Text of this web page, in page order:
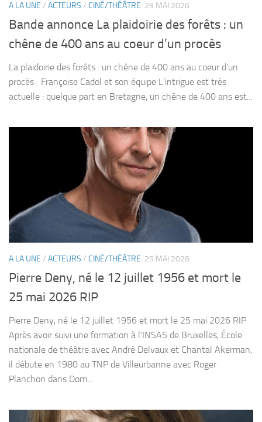
A LA UNE / ACTEURS / CINÉ/THÉÂTRE 29 MAI 2026
Bande annonce La plaidoirie des forêts : un
chêne de 400 ans au coeur d’un procès
La plaidoirie des forêts : un chêne de 400 ans au coeur d’un
procès Françoise Cadol et son équipe L’intrigue est très
actuelle : quelque part en Bretagne, un chêne de 400 ans est...
A LA UNE / ACTEURS / CINÉ/THÉÂTRE 25 MAI 2026
Pierre Deny, né le 12 juillet 1956 et mort le
25 mai 2026 RIP
Pierre Deny, né le 12 juillet 1956 et mort le 25 mai 2026 RIP
Après avoir suivi une formation à l’INSAS de Bruxelles, École
nationale de théâtre avec André Delvaux et Chantal Akerman,
il débute en 1980 au TNP de Villeurbanne avec Roger
Planchon dans Dom...